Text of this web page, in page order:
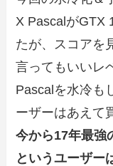
X PascalがGTX
たが、スコアを
言ってもいいレ
Pascalを水冷も
ーザーはあえて
今から17年最強
というユーザー